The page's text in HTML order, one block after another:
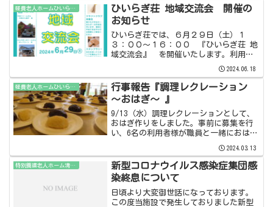
健所への報告及び確認のうえ、集団感染
事例（クラスター）認定を...
軽費老人ホームひいらぎ荘
ひいらぎ荘 地域交流会 開催の
お知らせ
ひいらぎ荘では、６月２９日（土）１
３：００～１６：００ 『ひいらぎ荘 地
域交流会』 を開催いたします。利用者
さんのご家族の方はもちろんですが、地
域の皆様にもひいらぎ荘を知っていただ
ければと思い企画いたしました。当日
は、食堂をカフェスペースと...
2024.06.18
軽費老人ホームひいらぎ荘
行事報告『調理レクレーション
～おはぎ～ 』
9/13（水）調理レクレーションとして、
おはぎ作りをしました。事前に募集を行
い、6名の利用者様が職員と一緒におはぎ
っという間に完成させて下さいました。
味も美味しく仕上がり、調理に参加され
なかった利用者様に...
2024.03.13
特別養護老人ホーム清祥園
新型コロナウイルス感染症集団感
染終息について
日頃より大変御世話になっております。
この度当施設で発生しておりました新型